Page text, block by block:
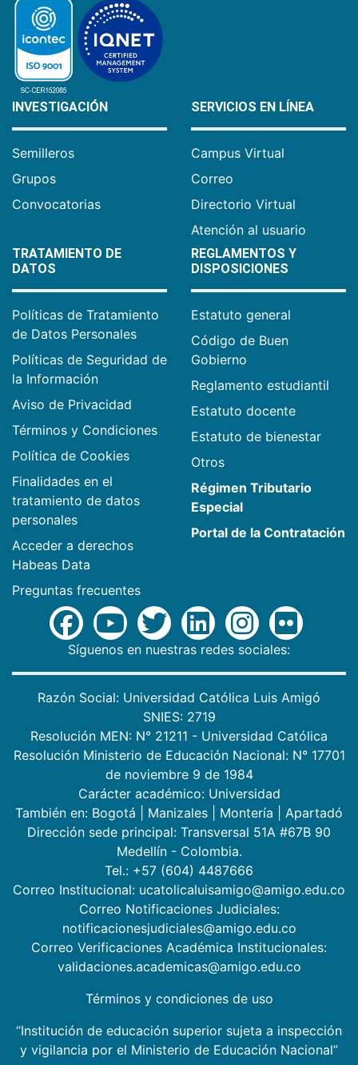
INVESTIGACIÓN
Semilleros
Grupos
Convocatorias
SERVICIOS EN LÍNEA
Campus Virtual
Correo
Directorio Virtual
Atención al usuario
TRATAMIENTO DE
DATOS
Políticas de Tratamiento
de Datos Personales
Políticas de Seguridad de
la Información
Aviso de Privacidad
Términos y Condiciones
Política de Cookies
Finalidades en el
tratamiento de datos
personales
Acceder a derechos
Habeas Data
Preguntas frecuentes
REGLAMENTOS Y
DISPOSICIONES
Estatuto general
Código de Buen
Gobierno
Reglamento estudiantil
Estatuto docente
Estatuto de bienestar
Otros
Régimen Tributario
Especial
Portal de la Contratación
Síguenos en nuestras redes sociales:
Razón Social: Universidad Católica Luis Amigó
SNIES: 2719
Resolución MEN: N° 21211 - Universidad Católica
Resolución Ministerio de Educación Nacional: N° 17701
de noviembre 9 de 1984
Carácter académico: Universidad
También en: Bogotá Manizales Montería
Apartadó
Dirección sede principal: Transversal 51A #67B 90
Medellín - Colombia.
Tel.: +57 (604) 4487666
Correo Institucional: ucatolicaluisamigo@amigo.edu.co
Correo Notificaciones Judiciales:
notificacionesjudiciales@amigo.edu.co
Correo Verificaciones Académica Institucionales:
validaciones.academicas@amigo.edu.co
Términos y condiciones de uso
“Institución de educación superior sujeta a inspección
y vigilancia por el Ministerio de Educación Nacional”